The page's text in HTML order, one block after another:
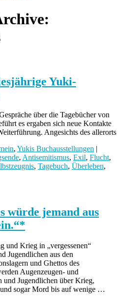
Yuki-
über die Tagebücher von
es ergaben sich neue Kontakte
Angesichts des allerorts
, Yukis Buchausstellungen
, Antisemitismus, Exil, Flucht,
, Tagebuch, Überleben,
würde jemand aus
und Krieg in „vergessenen“
Jugendlichen aus den
und Ghettos des
Augenzeugen- und
Jugendlichen über Krieg,
sogar Mord bis auf wenige …